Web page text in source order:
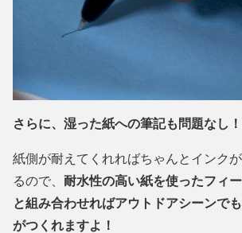
さらに、湿った紙への筆記も問題なし！
紙側が耐えてくれればちゃんとインク
るので、 耐水性の高い紙を使ったフィ
と組み合わせればアウトドアシーンで
がつくれますよ！